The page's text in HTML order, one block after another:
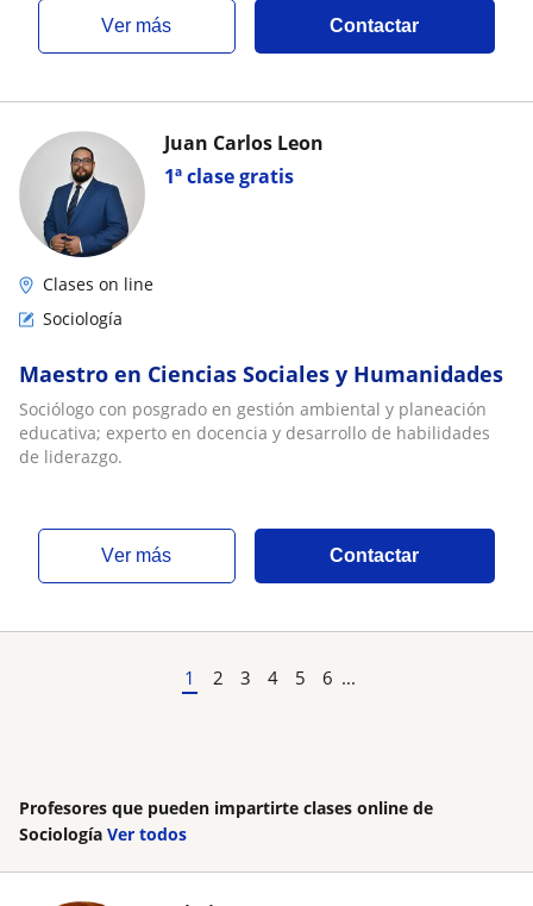
ver más Contactar
1ª clase gratis
Juan Carlos Leon
Clases on line
Sociología
Maestro en Ciencias Sociales y Humanidades
Sociólogo con posgrado en gestión ambiental y planeación
educativa; experto en docencia y desarrollo de habilidades
de liderazgo.
ver más Contactar
1 2 3 4 5 6 ...
Profesores que pueden impartirte clases online de
Sociología Ver todos